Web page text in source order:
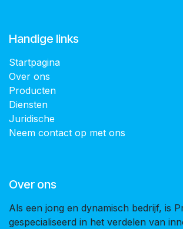
Handige links
Startpagina
Over ons
Producten
Diensten
Juridische
Neem contact op met ons
Over ons
Als een jong en dynamisch bedrijf, is
gespecialiseerd in het verdelen van